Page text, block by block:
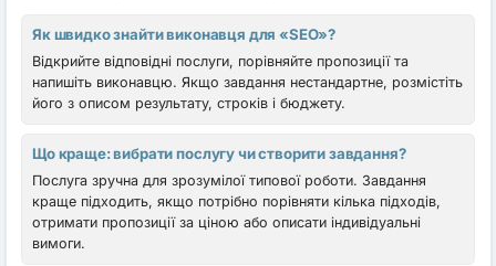
Як швидко знайти виконавця для «SEO»?
Відкрийте відповідні послуги, порівняйте пропозиції та
напишіть виконавцю. Якщо завдання нестандартне, розмістіть
його з описом результату, строків і бюджету.
Що краще: вибрати послугу чи створити завдання?
Послуга зручна для зрозумілої типової роботи. Завдання
краще підходить, якщо потрібно порівняти кілька підходів,
отримати пропозиції за ціною або описати індивідуальні
вимоги.